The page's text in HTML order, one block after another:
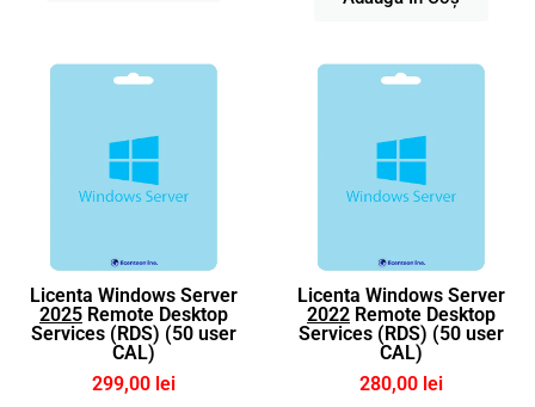
Licenta Windows Server
2025 Remote Desktop
Services (RDS) (50 user
CAL)
299,00 lei
Licenta Windows Server
2022 Remote Desktop
Services (RDS) (50 user
CAL)
280,00 lei